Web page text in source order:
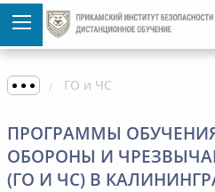
ГО и ЧС
ПРОГРАММЫ
ОБОРОНЫ И
(ГО И ЧС) В